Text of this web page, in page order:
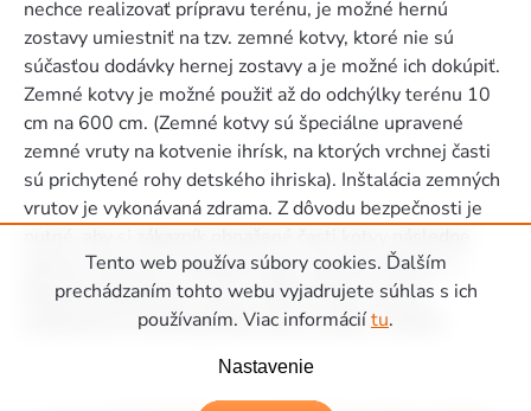
Tento web používa súbory cookies. Ďalším
prechádzaním tohto webu vyjadrujete súhlas s ich
používaním. Viac informáciítu.
Nastavenie
nechce realizovať prípravu terénu, je možné hernú
zostavy umiestniť na tzv. zemné kotvy, ktoré nie sú
súčasťou dodávky hernej zostavy a je možné ich dokúpiť.
Zemné kotvy je možné použiť až do odchýlky terénu 10
cm na 600 cm. (Zemné kotvy sú špeciálne upravené
zemné vruty na kotvenie ihrísk, na ktorých vrchnej časti
sú prichytené rohy detského ihriska). Inštalácia zemných
vrutov je vykonávaná zdrama. Z dôvodu bezpečnosti je
zahrnul zeminou či obsypal napr. jemným štrkom. Z
dôvodu bezpečnosti nie je možné herné zostavy
inštalovať na tvrdé podložie ako je asfalt, či betón.